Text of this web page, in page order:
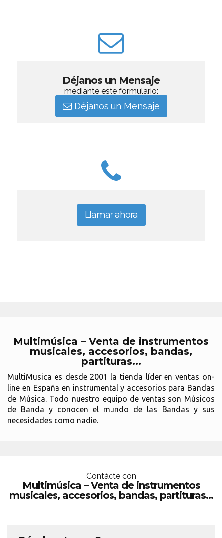
Déjanos un Mensaje
mediante este formulario:
Déjanos un Mensaje
Llamar ahora
Multimúsica – Venta de instrumentos
musicales, accesorios, bandas,
partituras...
MultiMusica es desde 2001 la tienda líder en ventas on-
line en España en instrumental y accesorios para Bandas
de Música. Todo nuestro equipo de ventas son Músicos
de Banda y conocen el mundo de las Bandas y sus
necesidades como nadie.
Contácte con
Multimúsica – Venta de instrumentos
musicales, accesorios, bandas, partituras...